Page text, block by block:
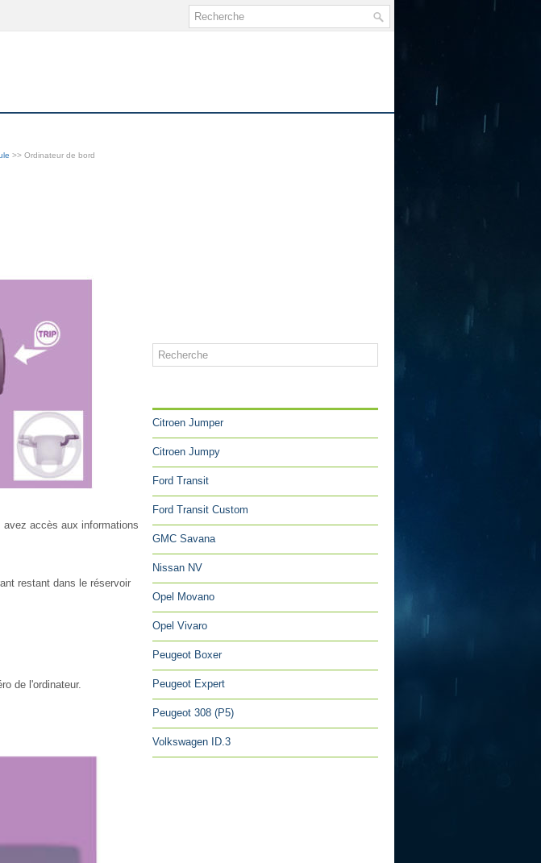
>> Ordinateur de bord
accès aux informations
restant dans le réservoir
de l'ordinateur.
Citroen Jumper
Citroen Jumpy
Ford Transit
Ford Transit Custom
GMC Savana
Nissan NV
Opel Movano
Opel Vivaro
Peugeot Boxer
Peugeot Expert
Peugeot 308 (P5)
Volkswagen ID.3